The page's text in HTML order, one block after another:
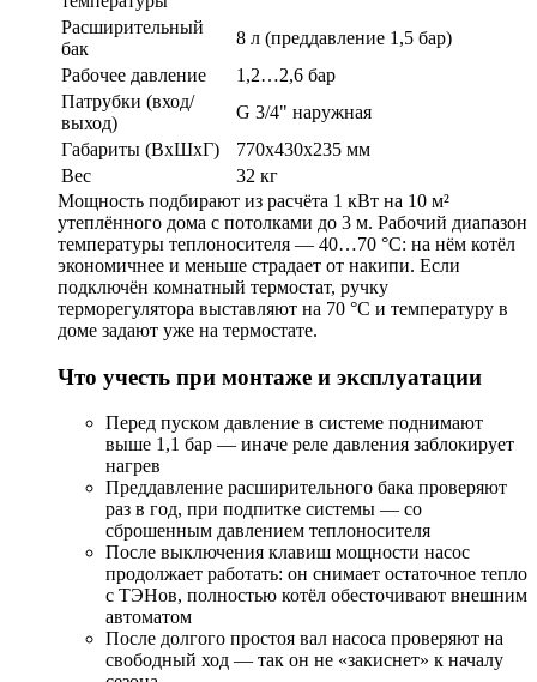
Расширительный
бак
8 л (преддавление 1,5 бар)
Рабочее давление
1,2…2,6 бар
Патрубки (вход/
выход)
G 3/4" наружная
Габариты (ВxШxГ)
770x430x235 мм
Вес
32 кг
Мощность подбирают из расчёта 1 кВт на 10 м²
утеплённого дома с потолками до 3 м. Рабочий диапазон
температуры теплоносителя — 40…70 °С: на нём котёл
экономичнее и меньше страдает от накипи. Если
подключён комнатный термостат, ручку
терморегулятора выставляют на 70 °С и температуру в
доме задают уже на термостате.
Что учесть при монтаже и эксплуатации
Перед пуском давление в системе поднимают
выше 1,1 бар — иначе реле давления заблокирует
нагрев
Преддавление расширительного бака проверяют
раз в год, при подпитке системы — со
сброшенным давлением теплоносителя
После выключения клавиш мощности насос
продолжает работать: он снимает остаточное тепло
с ТЭНов, полностью котёл обесточивают внешним
автоматом
После долгого простоя вал насоса проверяют на
свободный ход — так он не «закиснет» к началу